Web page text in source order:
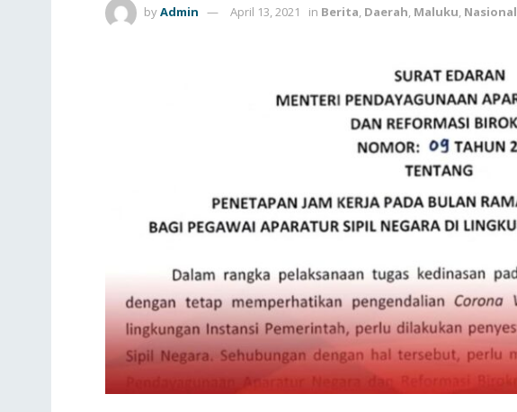
byAdmin April 13, 2021 in Berita, Daerah, Maluku, Nasional